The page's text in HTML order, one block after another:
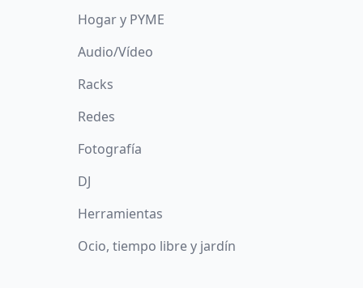
Hogar y PYME
Audio/Vídeo
Racks
Redes
Fotografía
DJ
Herramientas
Ocio, tiempo libre y jardín